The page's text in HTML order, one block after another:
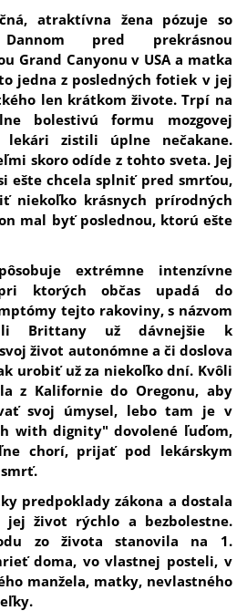
atraktívna žena pózuje so
pred prekrásnou
Grand Canyonu v USA a matka
jedna z posledných fotiek v jej
len krátkom živote. Trpí na
bolestivú formu mozgovej
zistili úplne nečakane.
skoro odíde z tohto sveta. Jej
ešte chcela splniť pred smrťou,
niekoľko krásnych prírodných
mal byť poslednou, ktorú ešte
extrémne intenzívne
ktorých občas upadá do
tejto rakoviny, s názvom
Brittany už dávnejšie k
život autonómne a či doslova
urobiť už za niekoľko dní. Kvôli
z Kalifornie do Oregonu, aby
svoj úmysel, lebo tam je v
with dignity" dovolené ľuďom,
chorí, prijať pod lekárskym
predpoklady zákona a dostala
život rýchlo a bezbolestne.
zo života stanovila na 1.
doma, vo vlastnej posteli, v
manžela, matky, nevlastného